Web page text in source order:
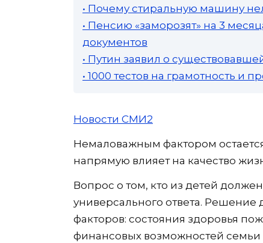
• Почему стиральную машину
• Пенсию «заморозят» на 3
документов
• Путин заявил о
• 1000 тестов на грамотность и
Новости СМИ2
Немаловажным фактором
напрямую влияет на качество
Вопрос о том, кто из детей
универсального ответа.
факторов: состояния здоровья
финансовых возможностей семьи